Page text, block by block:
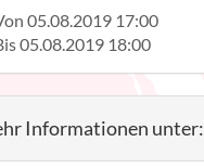
05.08.2019 17:00
05.08.2019 18:00
Informationen unter: